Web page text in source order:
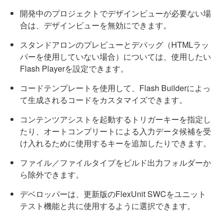
開発中のプロジェクトでデザインビューが必要ない場
合は、デザインビューを無効にできます。
スタンドアロンのプレビューとデバッグ（HTMLラッ
パーを使用していない場合）については、使用したい
Flash Playerを設定できます。
コードテンプレートを使用して、Flash Builderによっ
て生成されるコードをカスタマイズできます。
コンテンツアシストを起動するトリガーキーを指定し
たり、オートコンプリートによる入力データ候補を受
け入れるために使用するキーを追加したりできます。
ファイル／ファイルタイプをビルド出力フォルダーか
ら除外できます。
デベロッパーは、更新版のFlexUnit SWCをユニット
テスト機能と共に使用するように選択できます。